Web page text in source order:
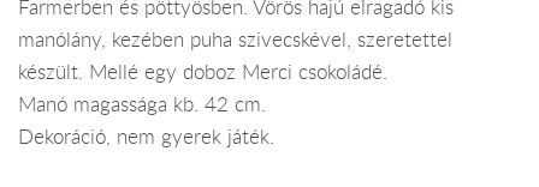
Farmerben és pöttyösben. Vörös hajú elragadó kis
manólány, kezében puha szivecskével, szeretettel
készült. Mellé egy doboz Merci csokoládé.
Manó magassága kb. 42 cm.
Dekoráció, nem gyerek játék.